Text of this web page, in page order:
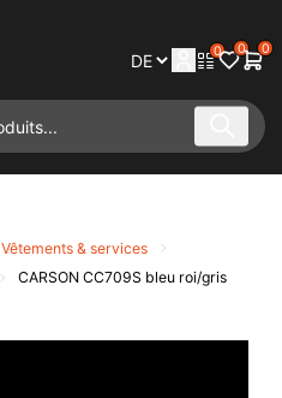
0 0 0
Vêtements & services
CARSON CC709S bleu roi/gris